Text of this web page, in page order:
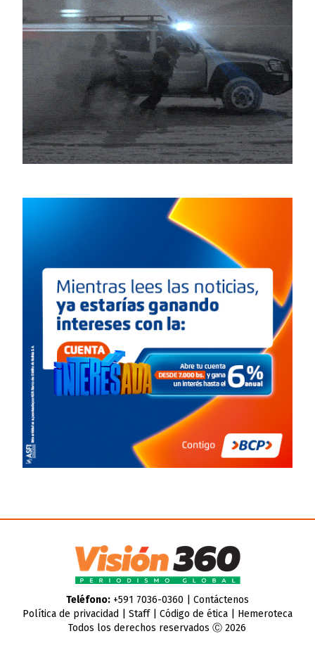
Teléfono:+591 7036-0360 | Contáctenos
Política de privacidad
Staff| Código de ética| Hemeroteca
Todos los derechos reservados Ⓒ 2026